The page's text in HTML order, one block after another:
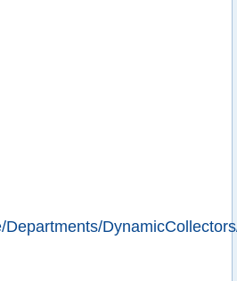
Departments/